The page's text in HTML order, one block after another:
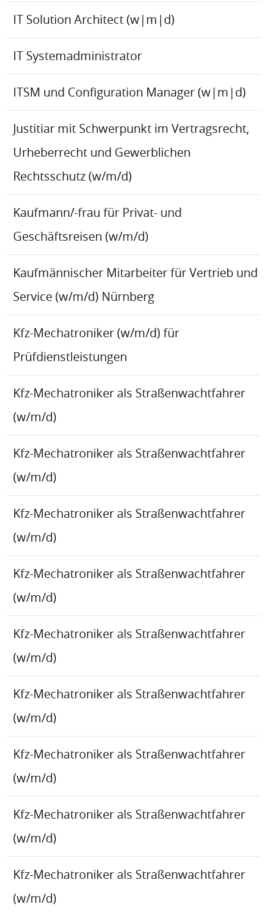
IT Solution Architect (w|m|d)
IT Systemadministrator
ITSM und Configuration Manager (w|m|d)
Justitiar mit Schwerpunkt im Vertragsrecht,
Urheberrecht und Gewerblichen
Rechtsschutz (w/m/d)
Kaufmann/-frau für Privat- und
Geschäftsreisen (w/m/d)
Kaufmännischer Mitarbeiter für Vertrieb und
Service (w/m/d) Nürnberg
Kfz-Mechatroniker (w/m/d) für
Prüfdienstleistungen
Kfz-Mechatroniker als Straßenwachtfahrer
(w/m/d)
Kfz-Mechatroniker als Straßenwachtfahrer
(w/m/d)
Kfz-Mechatroniker als Straßenwachtfahrer
(w/m/d)
Kfz-Mechatroniker als Straßenwachtfahrer
(w/m/d)
Kfz-Mechatroniker als Straßenwachtfahrer
(w/m/d)
Kfz-Mechatroniker als Straßenwachtfahrer
(w/m/d)
Kfz-Mechatroniker als Straßenwachtfahrer
(w/m/d)
Kfz-Mechatroniker als Straßenwachtfahrer
(w/m/d)
Kfz-Mechatroniker als Straßenwachtfahrer
(w/m/d)